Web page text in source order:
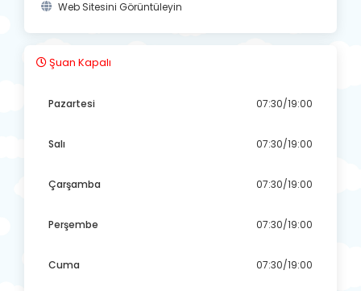
Web Sitesini Görüntüleyin
Şuan Kapalı
Pazartesi 07:30/19:00
Salı 07:30/19:00
Çarşamba 07:30/19:00
Perşembe 07:30/19:00
Cuma 07:30/19:00